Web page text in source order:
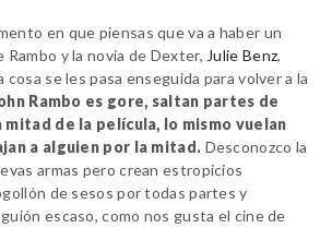
en que piensas que va a haber un
y la novia de Dexter, Julie Benz,
se les pasa enseguida para volver a la
Rambo es gore, saltan partes de
de la película, lo mismo vuelan
a alguien por la mitad. Desconozco la
armas pero crean estropicios
de sesos por todas partes y
escaso, como nos gusta el cine de